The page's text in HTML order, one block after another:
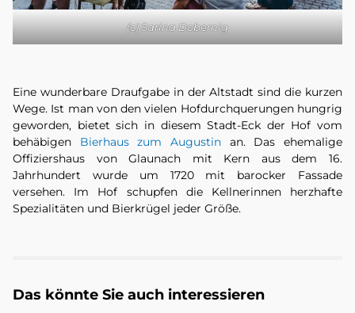
(c) Sarina Dobernig
Eine wunderbare Draufgabe in der Altstadt sind die kurzen
Wege. Ist man von den vielen Hofdurchquerungen hungrig
geworden, bietet sich in diesem Stadt-Eck der Hof vom
behäbigen Bierhaus zum Augustin an. Das ehemalige
Offiziershaus von Glaunach mit Kern aus dem 16.
Jahrhundert wurde um 1720 mit barocker Fassade
versehen. Im Hof schupfen die Kellnerinnen herzhafte
Spezialitäten und Bierkrügel jeder Größe.
Das könnte Sie auch interessieren